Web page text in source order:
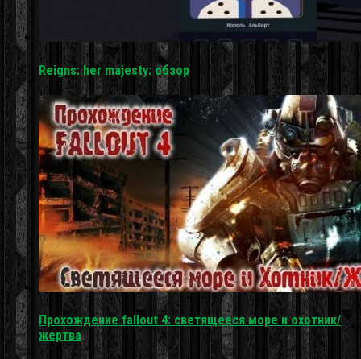
Reigns: her majesty: обзор
Прохождение fallout 4: светящееся море и охотник/
жертва